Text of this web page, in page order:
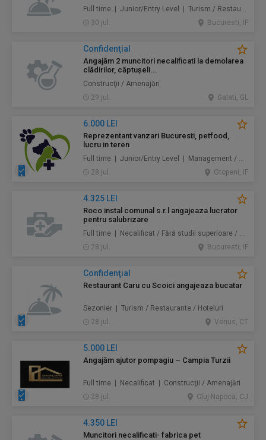
Full time | Junior/Entry Level | Turism / Restaurante / Hoteluri
30 jul.
Bucuresti, IF
Confidenţial
Angajăm 2 muncitori necalificati la demolarea
clădirilor, căptușeli...
Construcţii / Amenajări
29 jul.
Galati, GL
6.000 LEI
Reprezentant vanzari Bucuresti, petfood,
lucru in teren
Full time | Junior/Entry Level | Management / Vânzări
28 jul.
Otopeni, IF
4.325 LEI
Roco instal comunal s.r.l angajeaza lucrator
pentru salubrizare
Full time | Necalificat / Fără studii superioare / Junior/Entry Level | Protecţia mediului / Prestări servicii
28 jul.
Bucuresti, IF
Confidenţial
Restaurant Caru cu Scoici angajeaza bucatar
Sezonier | Turism / Restaurante / Hoteluri
28 jul.
Venus, CT
5.000 LEI
Angajăm ajutor pompagiu – Campia Turzii
Full time | Necalificat | Construcţii / Amenajări
28 jul.
Cluj-Napoca, CJ
4.350 LEI
Muncitori necalificati- fabrica pet